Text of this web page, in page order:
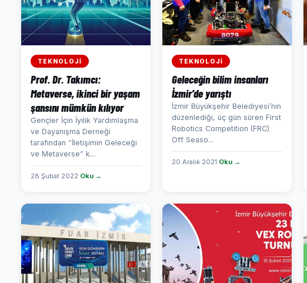
TEKNOLOJİ
Prof. Dr. Takımcı:
Metaverse, ikinci bir yaşam
şansını mümkün kılıyor
Gençler İçin İyilik Yardımlaşma
ve Dayanışma Derneği
tarafından “İletişimin Geleceği
ve Metaverse” k...
28 Şubat 2022 Oku →
TEKNOLOJİ
Geleceğin bilim insanları
İzmir’de yarıştı
İzmir Büyükşehir Belediyesi’nin
düzenlediği, üç gün süren First
Robotics Competition (FRC)
Off Seaso...
20 Aralık 2021 Oku →